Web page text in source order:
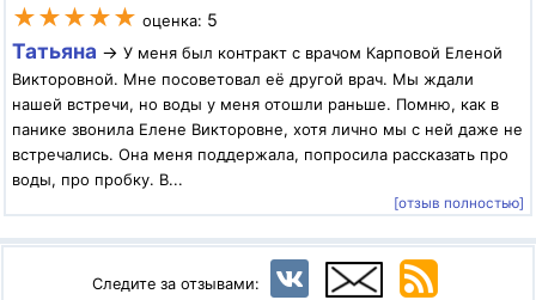
★★★★★ оценка: 5
Татьяна → У меня был контракт с врачом Карповой Еленой
Викторовной. Мне посоветовал её другой врач. Мы ждали
нашей встречи, но воды у меня отошли раньше. Помню, как в
панике звонила Елене Викторовне, хотя лично мы с ней даже не
встречались. Она меня поддержала, попросила рассказать про
воды, про пробку. В...
[отзыв полностью]
Следите за отзывами: